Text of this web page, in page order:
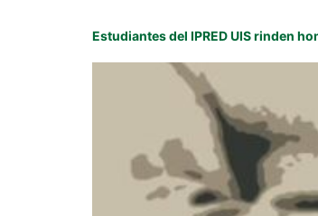
Estudiantes del IPRED UIS rinden